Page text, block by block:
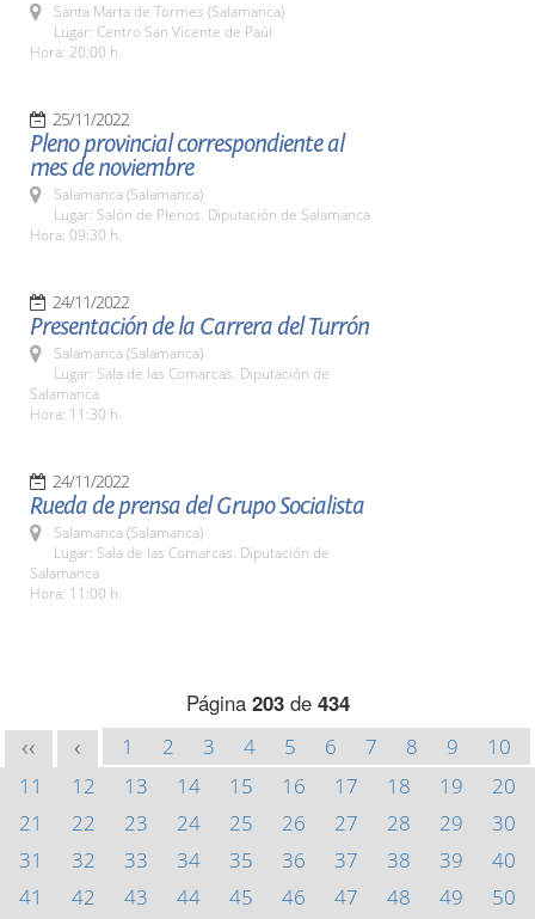
Santa Marta de Tormes (Salamanca)
Lugar: Centro San Vicente de Paúl
Hora: 20:00 h.
25/11/2022
Pleno provincial correspondiente al
mes de noviembre
Salamanca (Salamanca)
Lugar: Salón de Plenos. Diputación de Salamanca
Hora: 09:30 h.
24/11/2022
Presentación de la Carrera del Turrón
Salamanca (Salamanca)
Lugar: Sala de las Comarcas. Diputación de
Salamanca
Hora: 11:30 h.
24/11/2022
Rueda de prensa del Grupo Socialista
Salamanca (Salamanca)
Lugar: Sala de las Comarcas. Diputación de
Salamanca
Hora: 11:00 h.
Página 203de 434
<< < 1 2 3 4 5 6 7 8 9
10
11
12 13 14 15 16 17 18 19
20
21
22 23 24 25 26 27 28 29
30
31
32 33 34 35 36 37 38 39
40
41
42 43 44 45 46 47 48 49
50